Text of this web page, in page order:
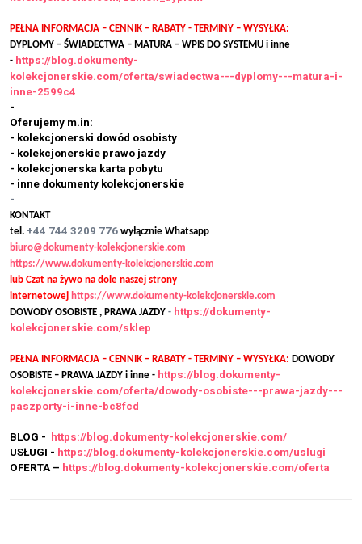
PEŁNA INFORMACJA – CENNIK – RABATY - TERMINY – WYSYŁKA:
DYPLOMY – ŚWIADECTWA – MATURA – WPIS DO SYSTEMU i inne
- https://blog.dokumenty-
kolekcjonerskie.com/oferta/swiadectwa---dyplomy---matura-i-
inne-2599c4
-
Oferujemy m.in:
- kolekcjonerski dowód osobisty
- kolekcjonerskie prawo jazdy
- kolekcjonerska karta pobytu
- inne dokumenty kolekcjonerskie
-
KONTAKT
tel. +44 744 3209 776 wyłącznie Whatsapp
biuro@dokumenty-kolekcjonerskie.com
https://www.dokumenty-kolekcjonerskie.com
lub Czat na żywo na dole naszej strony
internetowej https://www.dokumenty-kolekcjonerskie.com
DOWODY OSOBISTE , PRAWA JAZDY - https://dokumenty-
kolekcjonerskie.com/sklep
PEŁNA INFORMACJA – CENNIK – RABATY - TERMINY – WYSYŁKA: DOWODY
OSOBISTE – PRAWA JAZDY i inne - https://blog.dokumenty-
kolekcjonerskie.com/oferta/dowody-osobiste---prawa-jazdy---
paszporty-i-inne-bc8fcd
BLOG -
https://blog.dokumenty-kolekcjonerskie.com/
USŁUGI - https://blog.dokumenty-kolekcjonerskie.com/uslugi
OFERTA – https://blog.dokumenty-kolekcjonerskie.com/oferta